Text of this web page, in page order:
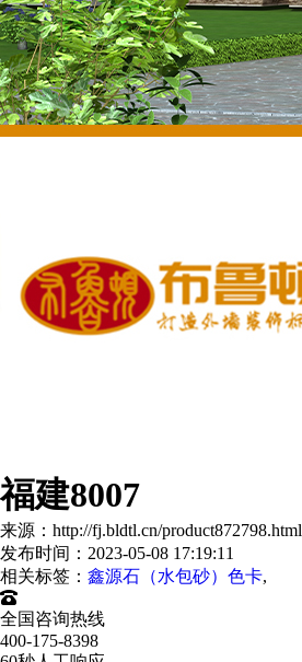
福建8007
来源：http://fj.bldtl.cn/product872798.html
发布时间：2023-05-08 17:19:11
相关标签： 鑫源石（水包砂）色卡,
全国咨询热线
400-175-8398